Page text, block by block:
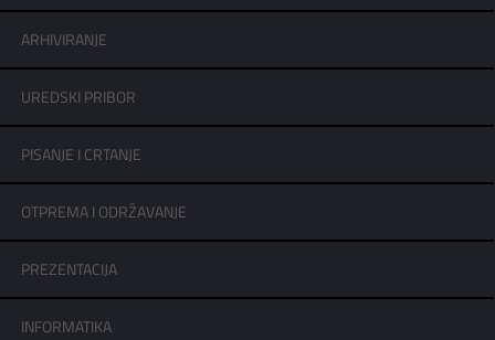
ARHIVIRANJE
UREDSKI PRIBOR
PISANJE I CRTANJE
OTPREMA I ODRŽAVANJE
PREZENTACIJA
INFORMATIKA